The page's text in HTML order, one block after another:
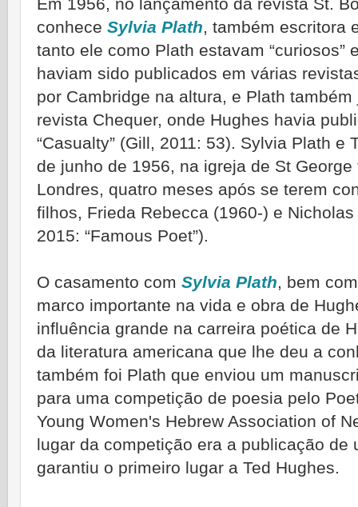
Em 1956, no lançamento da revista St.
conhece Sylvia Plath, também escritora
tanto ele como Plath estavam “curiosos”
haviam sido publicados em várias
por Cambridge na altura, e Plath
revista Chequer, onde Hughes havia
“Casualty” (Gill, 2011: 53). Sylvia Plath e
de junho de 1956, na igreja de St
Londres, quatro meses após se terem
filhos, Frieda Rebecca (1960-) e
2015: “Famous Poet”).
O casamento com Sylvia Plath, bem
marco importante na vida e obra de
influência grande na carreira poética de
da literatura americana que lhe deu a
também foi Plath que enviou um
para uma competição de poesia pelo
Young Women's Hebrew Association of
lugar da competição era a publicação de
garantiu o primeiro lugar a Ted Hughes.